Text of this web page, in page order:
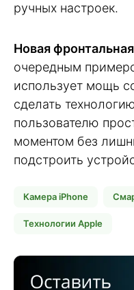
ручных настроек.
Новая
очередным
использует мощь
сделать
пользователю
моментом без
подстроить
Камера iPhone
Технологии Apple